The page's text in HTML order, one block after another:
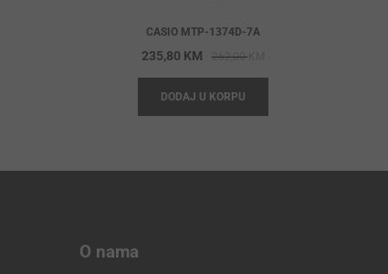
CASIO MTP-1374D-7A
262,00KM
price
262,00 KM.
235,80 KM
price
235,80 KM.
DODAJ U KORPU
O nama